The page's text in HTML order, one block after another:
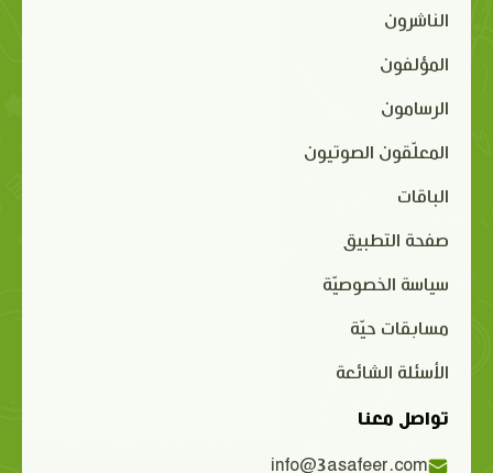
الناشرون
المؤلفون
الرسامون
المعلّقون الصوتيون
الباقات
صفحة التطبيق
سياسة الخصوصيّة
مسابقات حيّة
الأسئلة الشائعة
تواصل معنا
info@3asafeer.com